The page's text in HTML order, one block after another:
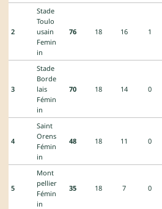
2
Stade
Toulo
usain
Femin
in
76 18 16 1
3
Stade
Borde
lais
Fémin
in
70 18 14 0
4
Saint
Orens
Fémin
in
48 18 11 0
5
Mont
pellier
Fémin
in
35 18 7 0